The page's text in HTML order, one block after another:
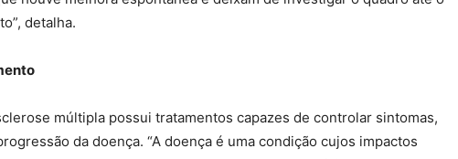
detalha.
múltipla possui tratamentos capazes de controlar sintomas,
da doença. “A doença é uma condição cujos impactos